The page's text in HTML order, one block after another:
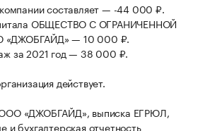
составляет — -44 000 ₽.
ОБЩЕСТВО С ОГРАНИЧЕННОЙ
— 10 000 ₽.
за 2021 год — 38 000 ₽.
действует.
«ДЖОБГАЙД», выписка ЕГРЮЛ,
и бухгалтерская отчетность